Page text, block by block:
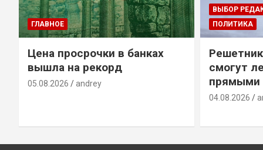
ГЛАВНОЕ
Цена просрочки в банках
вышла на рекорд
05.08.2026 andrey
ВЫБОР
ПОЛИТИКА
смогут
прямыми
04.08.2026